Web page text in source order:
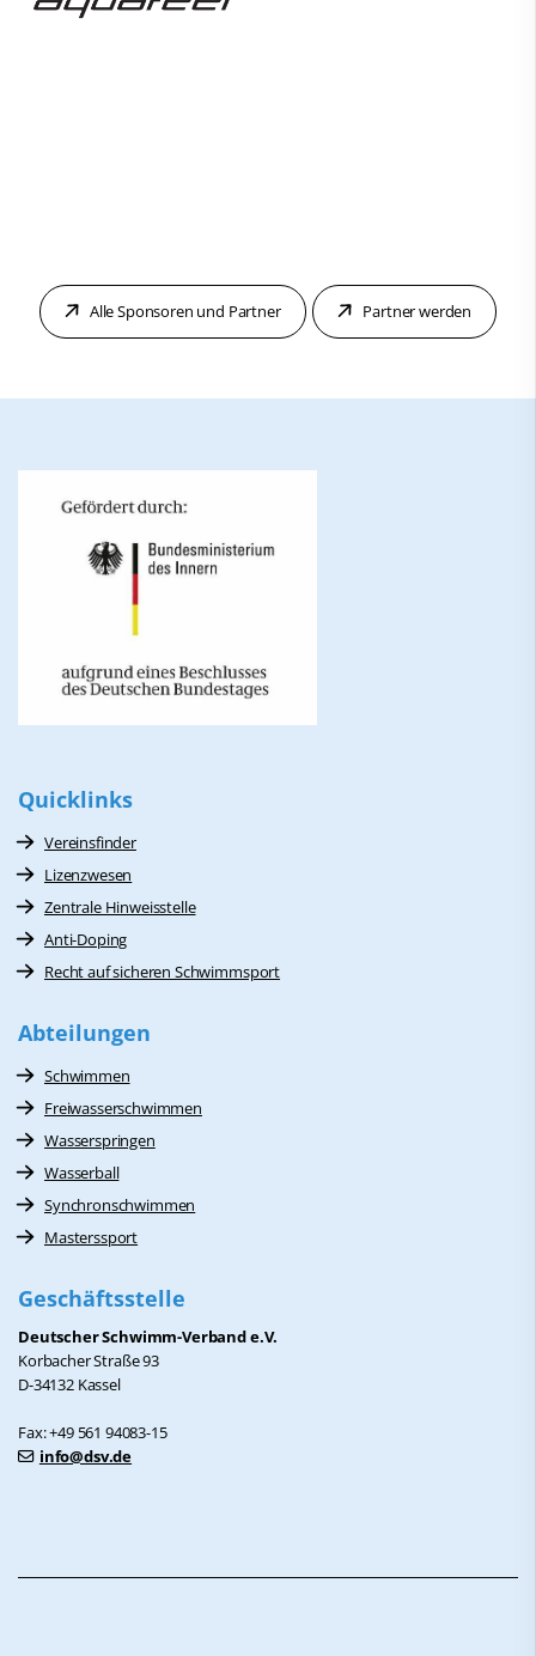
Alle Sponsoren und Partner Partner werden
Quicklinks
Vereinsfinder
Lizenzwesen
Zentrale Hinweisstelle
Anti-Doping
Recht auf sicheren Schwimmsport
Abteilungen
Schwimmen
Freiwasserschwimmen
Wasserspringen
Wasserball
Synchronschwimmen
Masterssport
Geschäftsstelle
Deutscher Schwimm-Verband e.V.
Korbacher Straße 93
D-34132 Kassel
Fax: +49 561 94083-15
info@dsv.de